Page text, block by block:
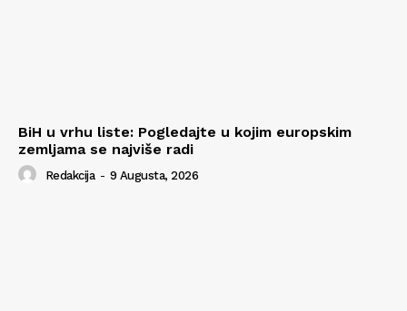
BiH u vrhu liste: Pogledajte u kojim europskim
zemljama se najviše radi
Redakcija - 9 Augusta, 2026